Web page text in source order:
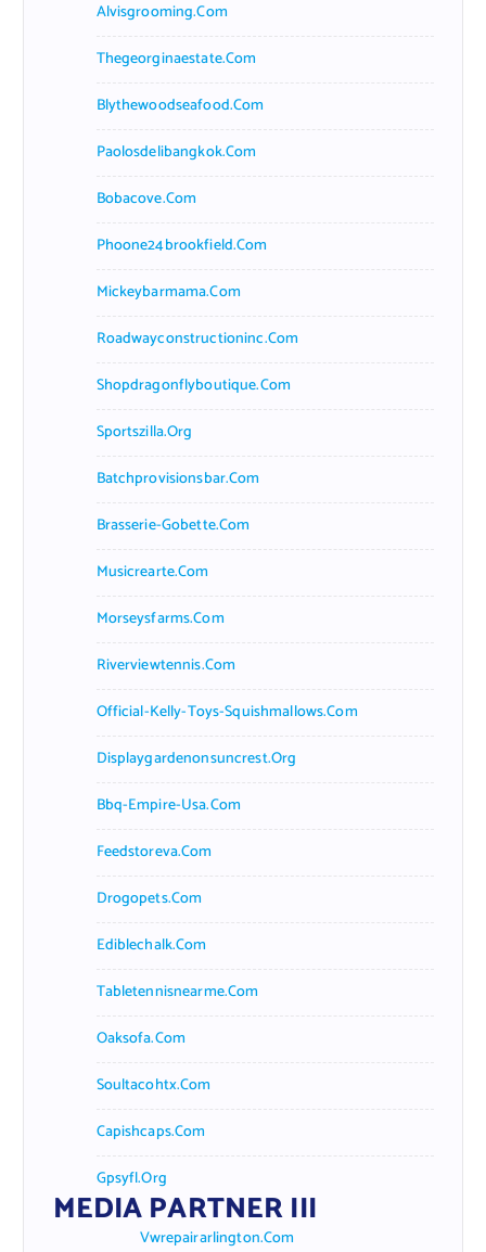
Alvisgrooming.com
Thegeorginaestate.com
Blythewoodseafood.com
Paolosdelibangkok.com
Bobacove.com
Phoone24brookfield.com
Mickeybarmama.com
Roadwayconstructioninc.com
Shopdragonflyboutique.com
Sportszilla.org
Batchprovisionsbar.com
Brasserie-Gobette.com
Musicrearte.com
Morseysfarms.com
Riverviewtennis.com
Official-Kelly-Toys-Squishmallows.com
Displaygardenonsuncrest.org
Bbq-Empire-Usa.com
Feedstoreva.com
Drogopets.com
Ediblechalk.com
Tabletennisnearme.com
Oaksofa.com
Soultacohtx.com
Capishcaps.com
Gpsyfl.org
MEDIA PARTNER III
Vwrepairarlington.com